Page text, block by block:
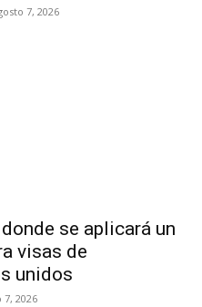
7, 2026
se aplicará un
visas de
unidos
7, 2026